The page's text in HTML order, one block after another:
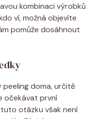
kombinaci ⁤výrobků
ví, možná objevíte
pomůže dosáhnout
doma, určitě
očekávat první
otázku však není